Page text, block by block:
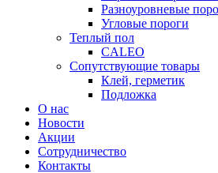
Разноуровневые
Угловые пороги
Теплый пол
CALEO
Сопутствующие товары
Клей, герметик
Подложка
О нас
Новости
Акции
Сотрудничество
Контакты